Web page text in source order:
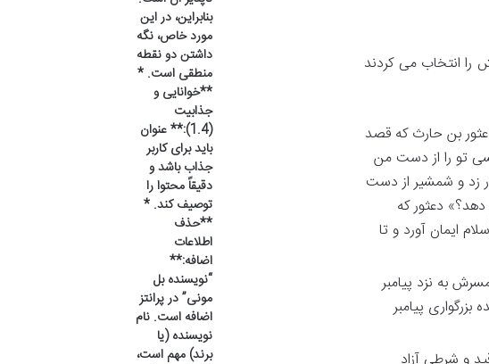
را انتخاب می کردند
بن حارث که قصد
تو را از دست من
زد و شمشیر از دست
دعثور که
ایمان آورد و تا
به نزد پیامبر
پیامبر
بنابراین، در این
مورد خاص، نگه
داشتن دو نقطه
منطقی است. *
**خوانایی و
جذابیت
(1.4):** عنوان
باید برای کاربر
جذاب باشد و
دقیقاً محتوا را
توصیف کند. *
**حذف
اطلاعات
اضافه:**
“نویسنده بل
مونی” در پرانتز
اضافه است. نام
نویسنده (یا
برند) مهم است،